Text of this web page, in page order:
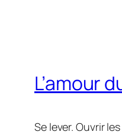
L’amour
Se lever. Ouvrir